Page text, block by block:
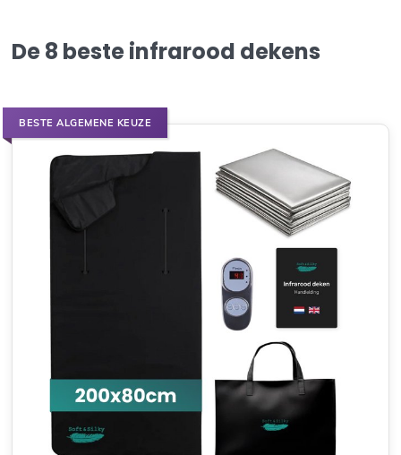
De 8 beste infrarood dekens
BESTE ALGEMENE KEUZE